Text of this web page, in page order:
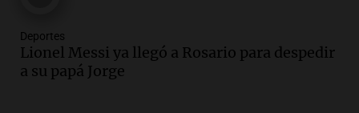
Una mañana para todos
Episodios
Audio.Una nutricionista derribó el mito
Deportes
Lionel Messi ya llegó a Rosario para despedir
a su papá Jorge